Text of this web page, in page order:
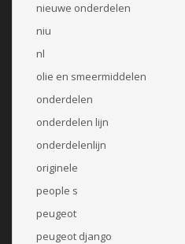
nieuwe onderdelen
niu
nl
olie en smeermiddelen
onderdelen
onderdelen lijn
onderdelenlijn
originele
people s
peugeot
peugeot django